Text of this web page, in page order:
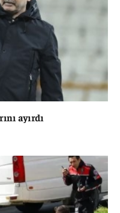
ayırdı